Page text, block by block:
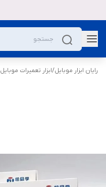
رایان ابزار موبایل/ابزار تعمیرات موبایل